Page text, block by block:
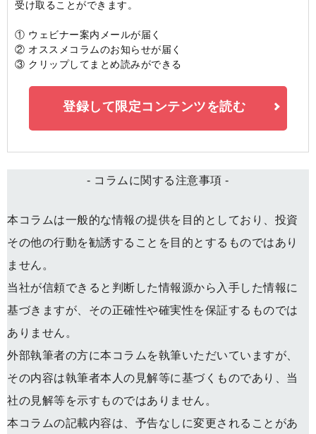
受け取ることができます。
① ウェビナー案内メールが届く
② オススメコラムのお知らせが届く
③ クリップしてまとめ読みができる
登録して限定コンテンツを読む
- コラムに関する注意事項 -
本コラムは一般的な情報の提供を目的としており、投資
その他の行動を勧誘することを目的とするものではあり
ません。
当社が信頼できると判断した情報源から入手した情報に
基づきますが、その正確性や確実性を保証するものでは
ありません。
外部執筆者の方に本コラムを執筆いただいていますが、
その内容は執筆者本人の見解等に基づくものであり、当
社の見解等を示すものではありません。
本コラムの記載内容は、予告なしに変更されることがあ